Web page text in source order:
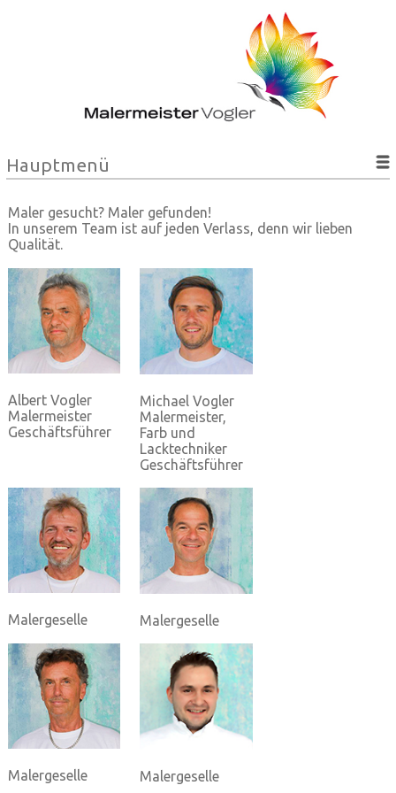
Hauptmenü
Maler gesucht? Maler gefunden!
In unserem Team ist auf jeden Verlass, denn wir lieben
Qualität.
Albert Vogler
Malermeister
Geschäftsführer
Michael Vogler
Malermeister,
Farb und
Lacktechniker
Geschäftsführer
Malergeselle Malergeselle
Malergeselle Malergeselle